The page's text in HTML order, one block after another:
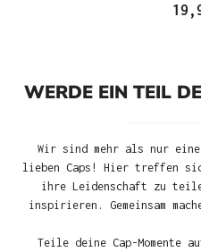
WERDE EIN TEIL
Wir sind mehr als nur eine
lieben Caps! Hier treffen
ihre Leidenschaft zu
inspirieren. Gemeinsam
Teile deine Cap-Momente